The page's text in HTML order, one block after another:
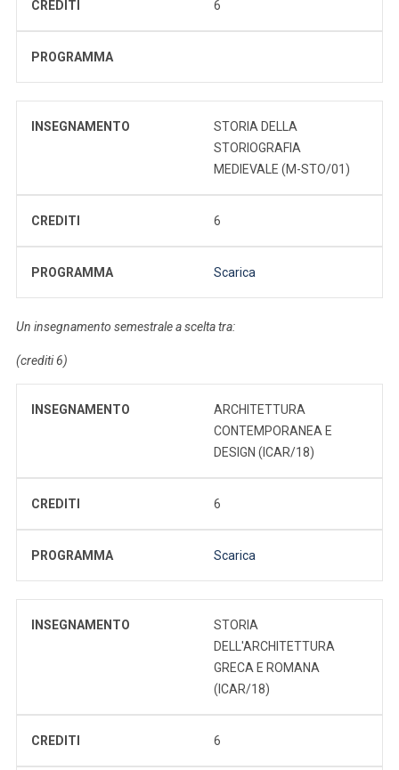
CREDITI 6
PROGRAMMA
INSEGNAMENTO
STORIA DELLA
STORIOGRAFIA
MEDIEVALE (M-STO/01)
CREDITI 6
PROGRAMMA Scarica
Un insegnamento semestrale a scelta tra:
(crediti 6)
INSEGNAMENTO
ARCHITETTURA
CONTEMPORANEA E
DESIGN (ICAR/18)
CREDITI 6
PROGRAMMA Scarica
INSEGNAMENTO
STORIA
DELL'ARCHITETTURA
GRECA E ROMANA
(ICAR/18)
CREDITI 6